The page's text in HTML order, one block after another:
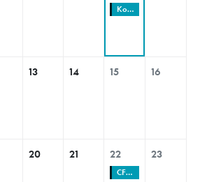
Kolama dolů s Policií ČR
13 14 15 16
20 21 22
CFMOTO MT Challenge ČESKO
23